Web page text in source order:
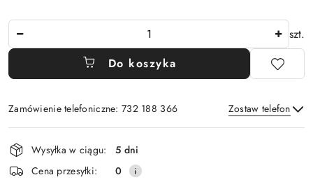
szt.
Do koszyka
Zamówienie telefoniczne: 732 188 366 Zostaw telefon
Wyślij
Dostępność
i
dostawa
Wysyłka w ciągu:
5 dni
Cena przesyłki:
0